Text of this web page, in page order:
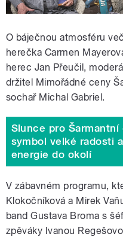
O báječnou atmosféru
herečka Carmen
herec Jan Přeučil,
držitel Mimořádné ceny
sochař Michal Gabriel.
Slunce pro
symbol velké radosti
energie do okolí
V zábavném programu,
Klokočníková a Mirek
band Gustava Broma s
zpěváky Ivanou